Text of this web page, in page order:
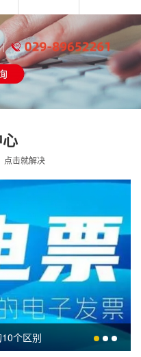
点击就解决
个区别